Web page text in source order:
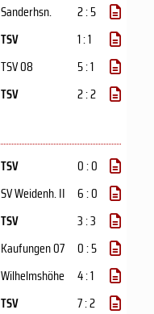
Sanderhsn.
2 : 5
TSV
1 : 1
TSV 08
5 : 1
TSV 2 : 2
TSV
0 : 0
SV Weidenh. II
6 : 0
TSV
3 : 3
Kaufungen 07
0 : 5
Wilhelmshöhe
4 : 1
TSV
7 : 2